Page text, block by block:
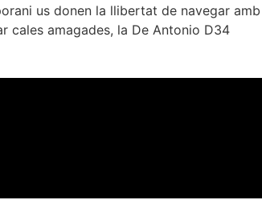
us donen la llibertat de navegar amb
cales amagades, la De Antonio D34